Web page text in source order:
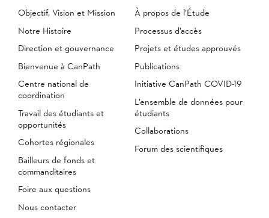
Objectif, Vision et Mission
Notre Histoire
Direction et gouvernance
Bienvenue à CanPath
Centre national de
coordination
Travail des étudiants et
opportunités
Cohortes régionales
Bailleurs de fonds et
commanditaires
Foire aux questions
Nous contacter
À propos de l’Étude
Processus d’accès
Projets et études approuvés
Publications
Initiative CanPath COVID-19
L’ensemble de données pour
étudiants
Collaborations
Forum des scientifiques